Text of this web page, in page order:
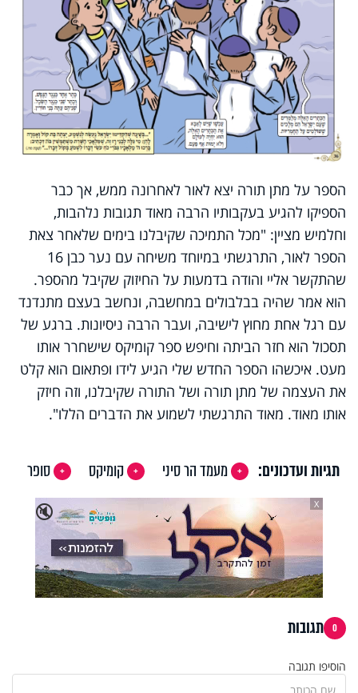
הספר על מתן תורה יצא לאור לאחרונה ממש, אך כבר
הספיקו להגיע בעקבותיו הרבה מאוד תגובות נלהבות,
וחלמיש מציין: "מכל התמיכה שקיבלנו בימים שלאחר צאת
הספר לאור, התרגשתי במיוחד משיחה עם נער כבן 16
שהתקשר אליי והודה בדמעות על החיזוק שקיבל מהספר.
הוא אמר שהיה בבלבולים במחשבה, ונחשב בעצם מתנדנד
עם רגל אחת מחוץ לישיבה, ועבר הרבה ניסיונות. ברגע של
תסכול הוא חזר הביתה וחיפש ספר קומיקס שישחרר אותו
מעט. איכשהו הספר החדש שלי הגיע לידו ופתאום הוא קלט
את העצמה של מתן תורה ושל התורה שקיבלנו, וזה חיזק
אותו מאוד. מאוד התרגשתי לשמוע את הדברים הללו".
תגיות ועדכונים: מעמד הר סיני קומיקס
סופר
🔇
X
0 תגובות
הוסיפו תגובה